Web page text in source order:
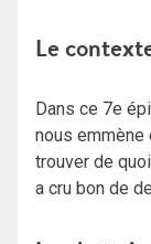
Le
Dans ce 7e
nous emmène
trouver de
a cru bon de